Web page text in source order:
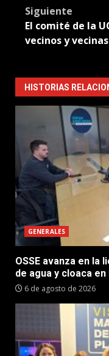
Siguiente
El comité de la
vecinos y
HISTORIAS
GENERALES
OSSE avanza en la
de agua y cloaca
6 de agosto de 2026